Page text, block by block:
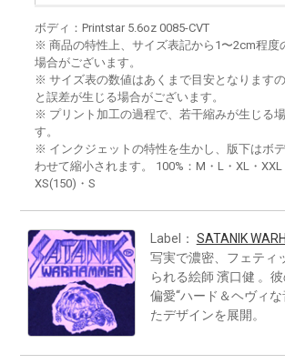
ボディ：Printstar 5.6oz 0085-CVT
※ 商品の特性上、サイズ表記から1〜2cm程度
場合がございます。
※ サイズ表の数値はあくまで目安となります
と誤差が生じる場合がございます。
※ プリント加工の過程で、若干縮みが生じる
す。
※ インクジェットの特性を生かし、版下はボ
わせて縮小されます。 100%：M・L・XL・XXL
XS(150)・S
Label： SATANIK
写実で濃密、フェティ
られる絵師 濱口健 。
偏愛“ハード＆ヘヴィ
たデザインを展開。